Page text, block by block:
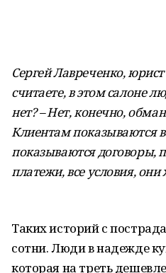
Сергей Лавреченко,
считаете, в этом салоне
нет? – Нет, конечно,
Клиентам показываются
показываются договоры,
платежи, все условия,
Таких историй с
сотни. Люди в надежде
которая на треть